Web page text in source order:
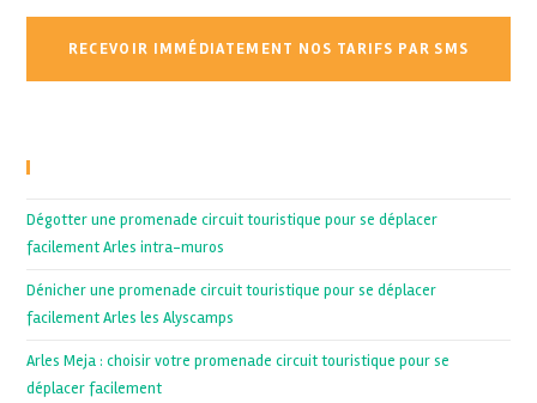
Dégotter une promenade circuit touristique pour se déplacer
facilement Arles intra-muros
Dénicher une promenade circuit touristique pour se déplacer
facilement Arles les Alyscamps
Arles Meja : choisir votre promenade circuit touristique pour se
déplacer facilement